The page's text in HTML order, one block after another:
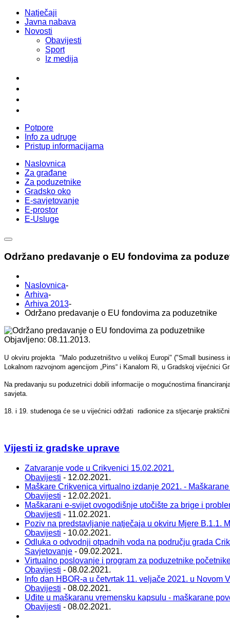
Natječaji
Javna nabava
Novosti
Obavijesti
Sport
Iz medija
Potpore
Info za udruge
Pristup informacijama
Naslovnica
Za građane
Za poduzetnike
Gradsko oko
E-savjetovanje
E-prostor
E-Usluge
Održano predavanje o EU fondovima za
Naslovnica-
Arhiva-
Arhiva 2013-
Održano predavanje o EU fondovima za poduzetnike
Objavljeno: 08.11.2013.
U okviru projekta "Malo poduzetništvo u velikoj Europi" ("Small business
Lokalnom razvojnom agencijom „Pins“ i Kanalom Ri, u Gradskoj vijećnici
Na predavanju su poduzetnici dobili informacije o mogućnostima
savjeta.
18. i 19. studenoga će se u vijećnici održati radionice za stjecanje
Vijesti iz gradske uprave
Zatvaranje vode u Crikvenici 15.02.2021.
Obavijesti - 12.02.2021.
Maškare Crikvenica virtualno izdanje 2021. -
Obavijesti - 12.02.2021.
Maškarani e-svijet ovogodišnje utočište za brige i
Obavijesti - 11.02.2021.
Poziv na predstavljanje natječaja u okviru Mjere B.1.1.
Obavijesti - 10.02.2021.
Odluka o odvodnji otpadnih voda na području grada
Savjetovanje - 09.02.2021.
Virtualno poslovanje i program za poduzetnike
Obavijesti - 08.02.2021.
Info dan HBOR-a u četvrtak 11. veljače 2021. u Novom
Obavijesti - 08.02.2021.
Uđite u maškaranu vremensku kapsulu - maškarane
Obavijesti - 08.02.2021.